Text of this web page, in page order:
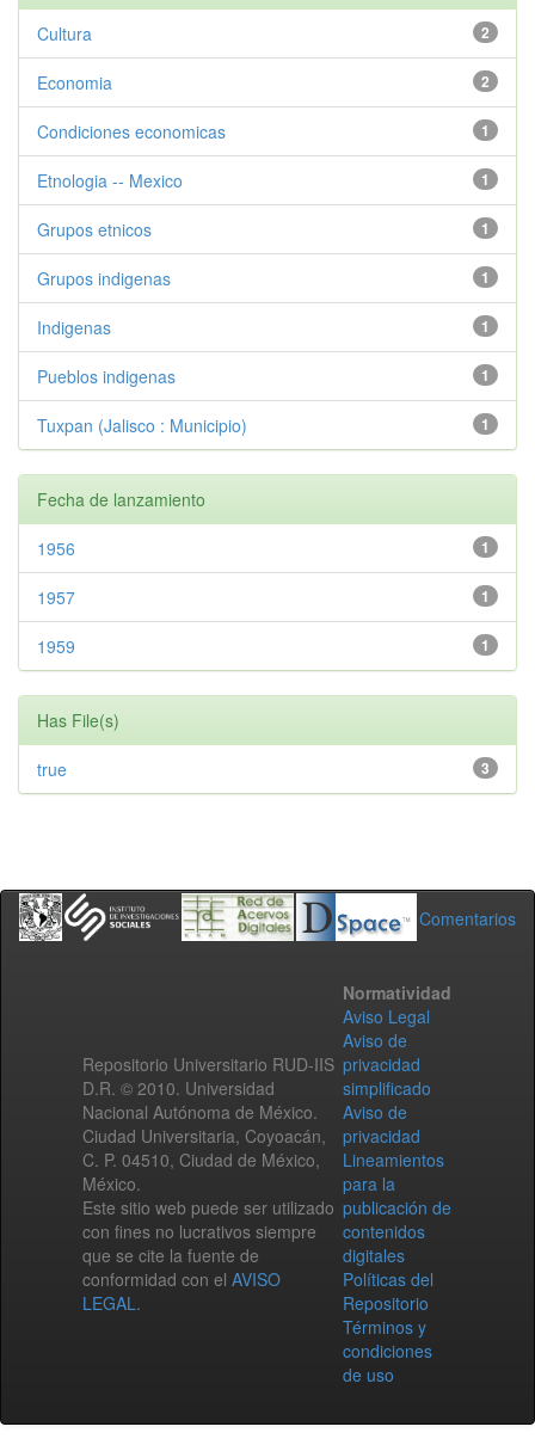
2
Cultura
2
Economia
1
Condiciones economicas
1
Etnologia -- Mexico
1
Grupos etnicos
1
Grupos indigenas
1
Indigenas
1
Pueblos indigenas
1
Tuxpan (Jalisco : Municipio)
Fecha de lanzamiento
1
1956
1
1957
1
1959
Has File(s)
3
true
Comentarios
Repositorio Universitario RUD-IIS
D.R. © 2010. Universidad
Nacional Autónoma de México.
Ciudad Universitaria, Coyoacán,
C. P. 04510, Ciudad de México,
México.
Este sitio web puede ser utilizado
con fines no lucrativos siempre
que se cite la fuente de
conformidad con el AVISO
LEGAL.
Normatividad
Aviso Legal
Aviso de
privacidad
simplificado
Aviso de
privacidad
Lineamientos
para la
publicación de
contenidos
digitales
Políticas del
Repositorio
Términos y
condiciones
de uso